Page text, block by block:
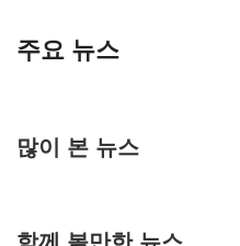
주요 뉴스
많이 본 뉴스